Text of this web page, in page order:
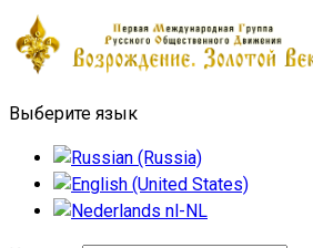
Выберите язык